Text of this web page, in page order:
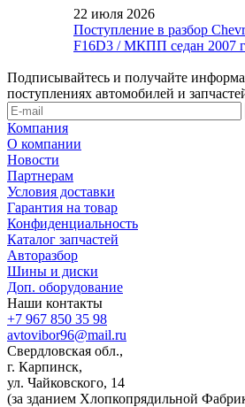
22 июля 2026
Поступление в разбор
F16D3 / МКПП седан 2007 г
Подписывайтесь и получайте
поступлениях автомобилей и
Компания
О компании
Новости
Партнерам
Условия доставки
Гарантия на товар
Конфиденциальность
Каталог запчастей
Авторазбор
Шины и диски
Доп. оборудование
Наши контакты
+7 967 850 35 98
avtovibor96@mail.ru
Свердловская обл.,
г. Карпинск,
ул. Чайковского, 14
(за зданием Хлопкопрядильной